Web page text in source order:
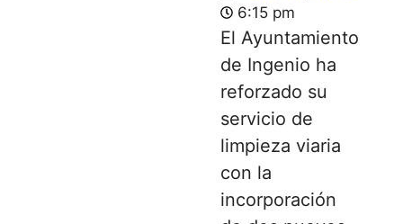
6:15 pm
El Ayuntamiento
de Ingenio ha
reforzado su
servicio de
limpieza viaria
con la
incorporación